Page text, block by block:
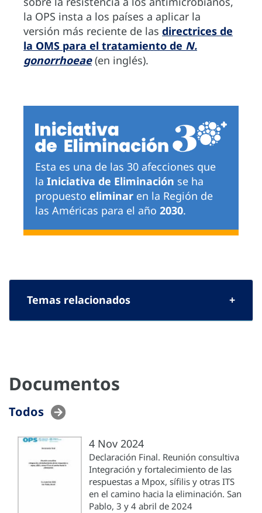
la OPS insta a los países a aplicar la
versión más reciente de las directrices de
la OMS para el tratamiento de N.
gonorrhoeae(en inglés).
Esta es una de las 30 afecciones que
la Iniciativa de Eliminación se ha
propuesto eliminar en la Región de
las Américas para el año 2030.
Temas relacionados
Documentos
Todos
4 Nov 2024
Declaración Final. Reunión consultiva
Integración y fortalecimiento de las
respuestas a Mpox, sífilis y otras ITS
en el camino hacia la eliminación. San
Pablo, 3 y 4 abril de 2024